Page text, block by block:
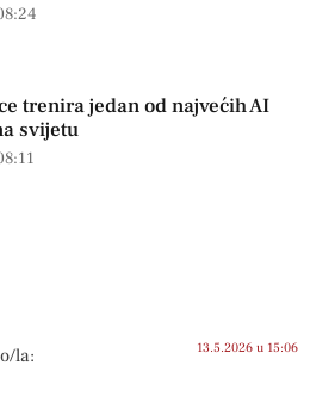
trenira jedan od najvećih AI
svijetu
la: 13.5.2026 u 15:06